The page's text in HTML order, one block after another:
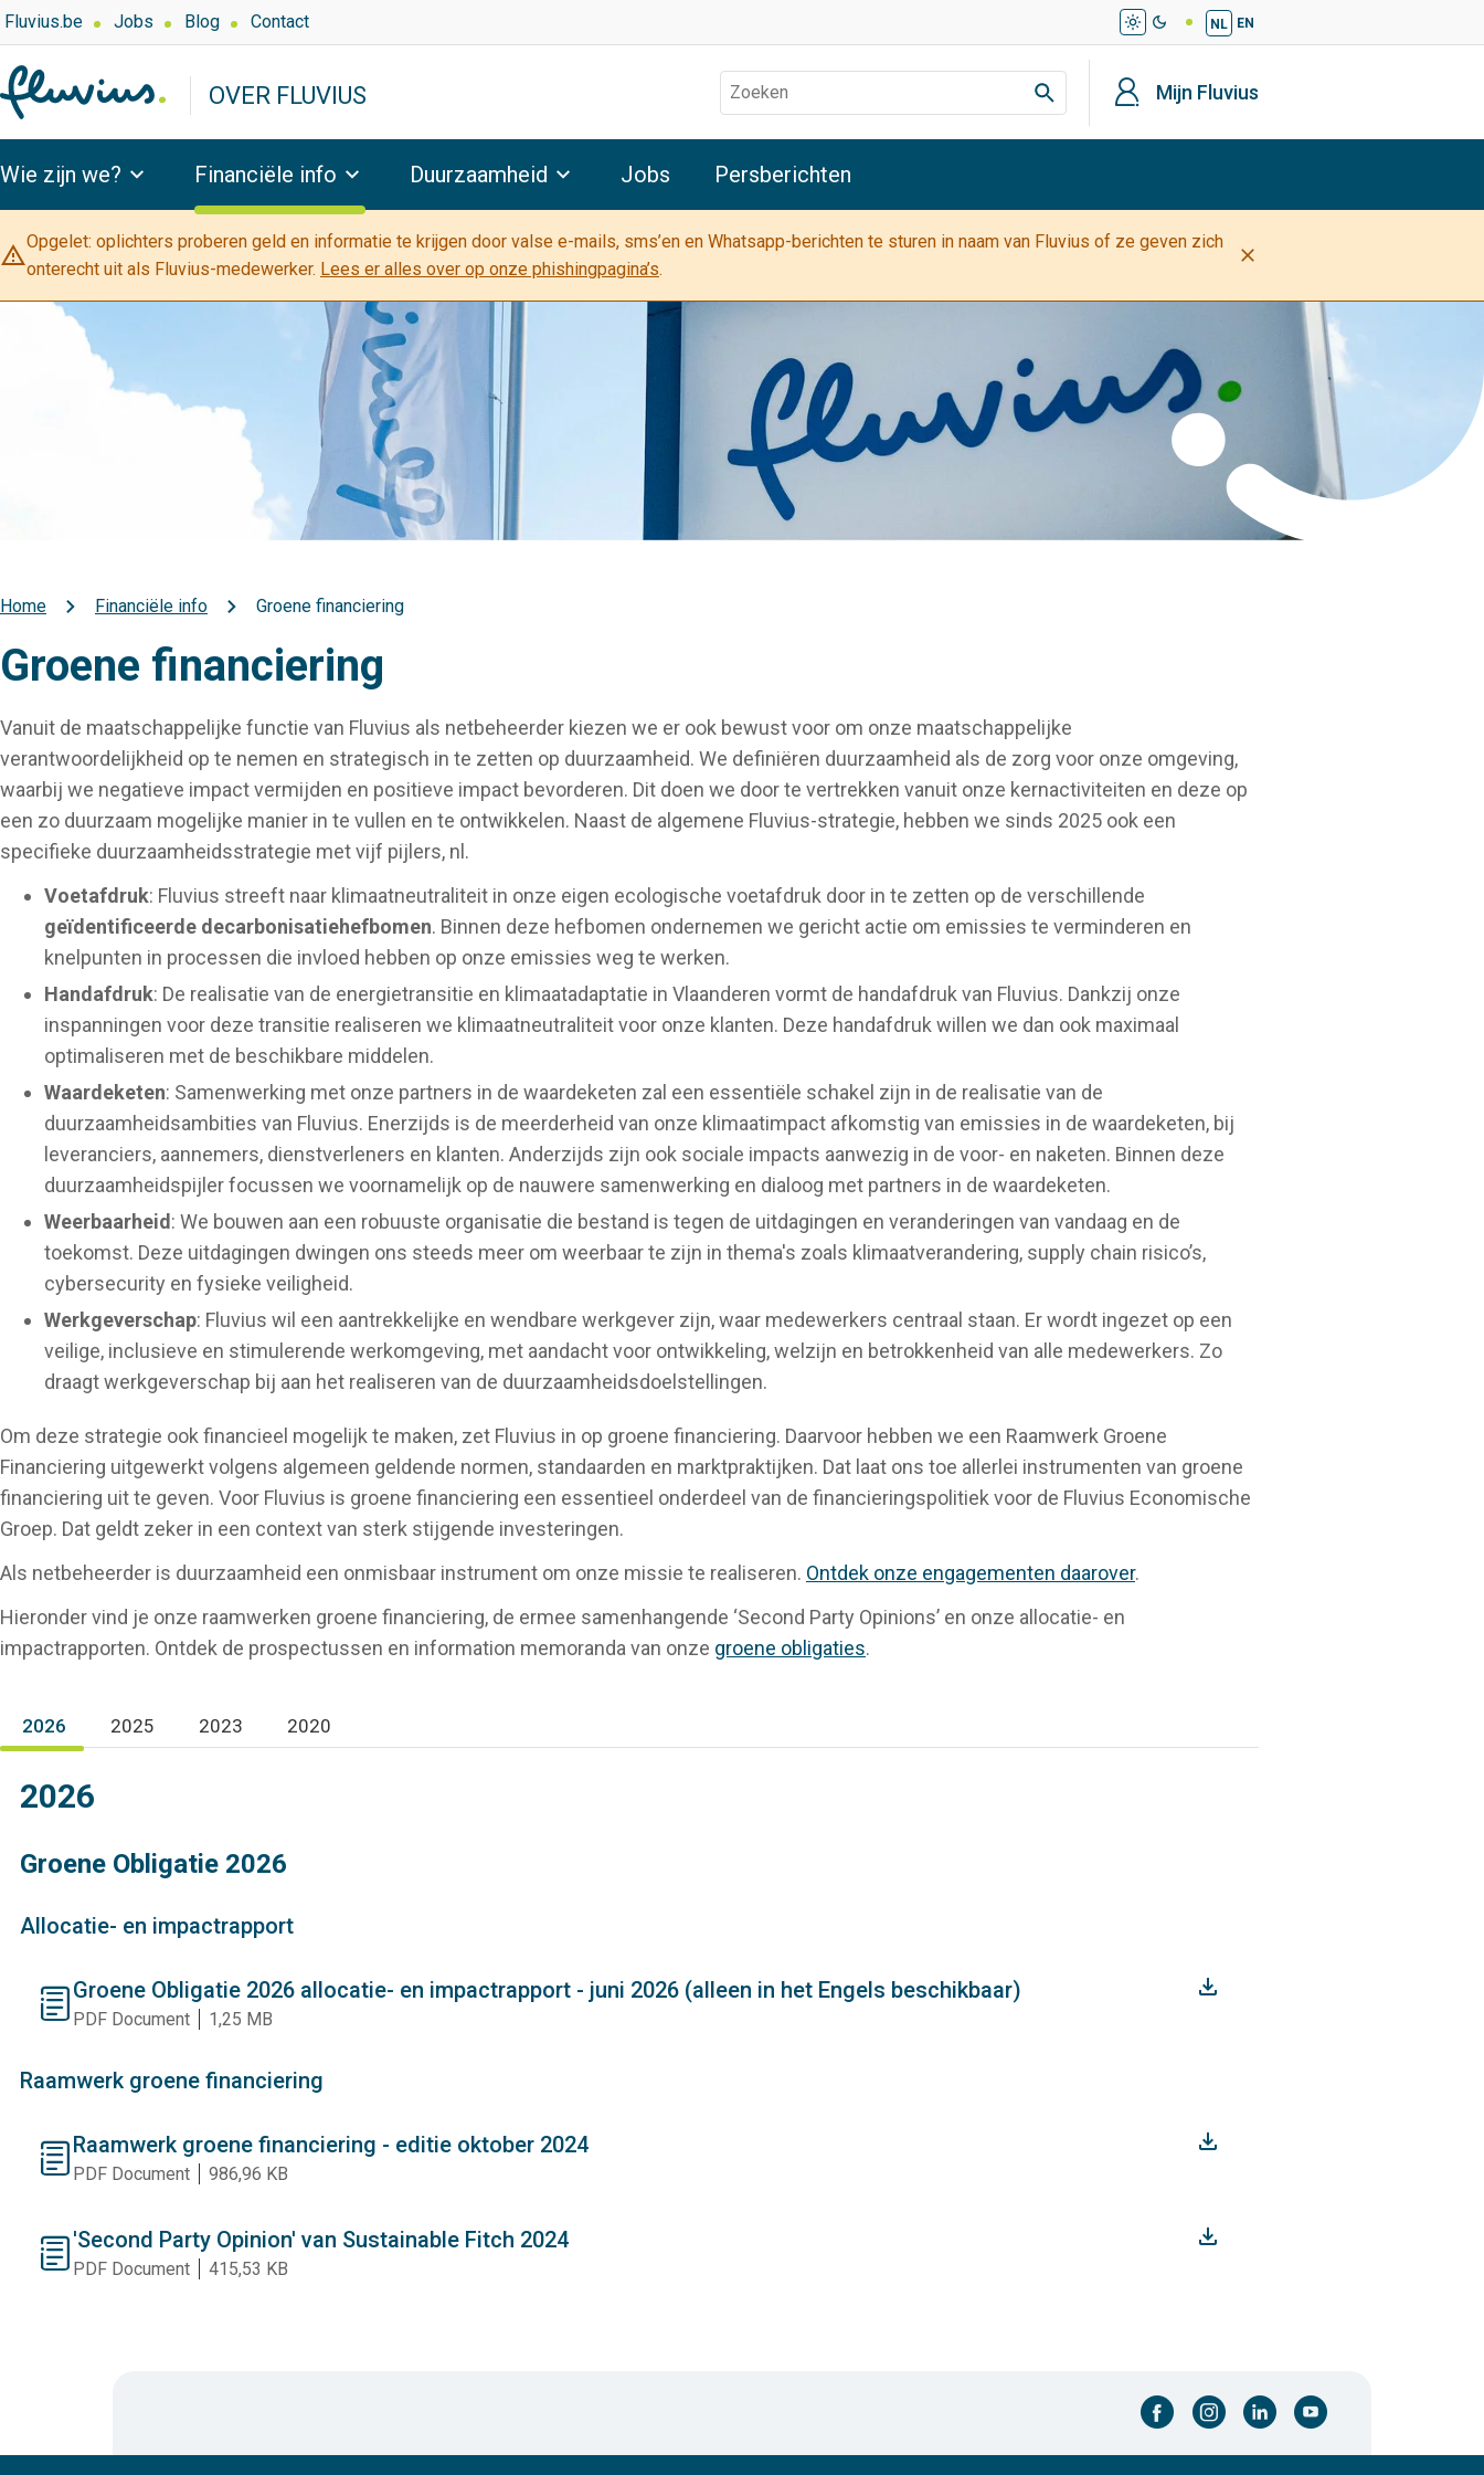
Overslaan
en
naar
de
inhoud
gaan
Top
navigation
Over
Fluvius
Fluvius.be Jobs Blog Contact light_mode dark_mode NL EN
OVER FLUVIUS
Zoeken profiel Mijn Fluvius
Wie zijn we? Financiële info Duurzaamheid Jobs Persberichten
warning_amber
Opgelet: oplichters proberen geld en informatie te krijgen door valse e-mails, sms’en en Whatsapp-berichten te sturen in naam van Fluvius of ze geven zich
onterecht uit als Fluvius-medewerker. Lees er alles over op onze phishingpagina’s.
close
Kruimelpad
Home Financiële info Groene financiering
Groene financiering
Vanuit de maatschappelijke functie van Fluvius als netbeheerder kiezen we er ook bewust voor om onze maatschappelijke
verantwoordelijkheid op te nemen en strategisch in te zetten op duurzaamheid. We definiëren duurzaamheid als de zorg voor onze omgeving,
waarbij we negatieve impact vermijden en positieve impact bevorderen. Dit doen we door te vertrekken vanuit onze kernactiviteiten en deze op
een zo duurzaam mogelijke manier in te vullen en te ontwikkelen. Naast de algemene Fluvius-strategie, hebben we sinds 2025 ook een
specifieke duurzaamheidsstrategie met vijf pijlers, nl.
Voetafdruk: Fluvius streeft naar klimaatneutraliteit in onze eigen ecologische voetafdruk door in te zetten op de verschillende
geïdentificeerde decarbonisatiehefbomen. Binnen deze hefbomen ondernemen we gericht actie om emissies te verminderen en
knelpunten in processen die invloed hebben op onze emissies weg te werken.
Handafdruk: De realisatie van de energietransitie en klimaatadaptatie in Vlaanderen vormt de handafdruk van Fluvius. Dankzij onze
inspanningen voor deze transitie realiseren we klimaatneutraliteit voor onze klanten. Deze handafdruk willen we dan ook maximaal
optimaliseren met de beschikbare middelen.
Waardeketen: Samenwerking met onze partners in de waardeketen zal een essentiële schakel zijn in de realisatie van de
duurzaamheidsambities van Fluvius. Enerzijds is de meerderheid van onze klimaatimpact afkomstig van emissies in de waardeketen, bij
leveranciers, aannemers, dienstverleners en klanten. Anderzijds zijn ook sociale impacts aanwezig in de voor- en naketen. Binnen deze
duurzaamheidspijler focussen we voornamelijk op de nauwere samenwerking en dialoog met partners in de waardeketen.
Weerbaarheid : We bouwen aan een robuuste organisatie die bestand is tegen de uitdagingen en veranderingen van vandaag en de
toekomst. Deze uitdagingen dwingen ons steeds meer om weerbaar te zijn in thema's zoals klimaatverandering, supply chain risico’s,
cybersecurity en fysieke veiligheid.
Werkgeverschap: Fluvius wil een aantrekkelijke en wendbare werkgever zijn, waar medewerkers centraal staan. Er wordt ingezet op een
veilige, inclusieve en stimulerende werkomgeving, met aandacht voor ontwikkeling, welzijn en betrokkenheid van alle medewerkers. Zo
draagt werkgeverschap bij aan het realiseren van de duurzaamheidsdoelstellingen.
Om deze strategie ook financieel mogelijk te maken, zet Fluvius in op groene financiering. Daarvoor hebben we een Raamwerk Groene
Financiering uitgewerkt volgens algemeen geldende normen, standaarden en marktpraktijken. Dat laat ons toe allerlei instrumenten van groene
financiering uit te geven. Voor Fluvius is groene financiering een essentieel onderdeel van de financieringspolitiek voor de Fluvius Economische
Groep. Dat geldt zeker in een context van sterk stijgende investeringen.
Als netbeheerder is duurzaamheid een onmisbaar instrument om onze missie te realiseren. Ontdek onze engagementen daarover.
Hieronder vind je onze raamwerken groene financiering, de ermee samenhangende ‘Second Party Opinions’ en onze allocatie- en
impactrapporten. Ontdek de prospectussen en information memoranda van onze groene obligaties.
2026
(actieve tabblad)
2025 2023 2020
2026
Groene Obligatie 2026
Allocatie- en impactrapport
document Groene Obligatie 2026 allocatie- en impactrapport - juni 2026 (alleen in het Engels beschikbaar)
PDF Document 1,25 MB
Raamwerk groene financiering
document Raamwerk groene financiering - editie oktober 2024
PDF Document 986,96 KB
document 'Second Party Opinion' van Sustainable Fitch 2024
PDF Document 415,53 KB
facebook-cirkel instagram-cirkel linkedin-cirkel youtube-cirkel